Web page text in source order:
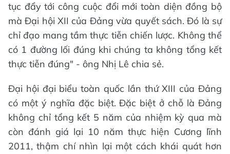
tục đẩy tới công cuộc đổi mới toàn diện đồng bộ
mà Đại hội XII của Đảng vừa quyết sách. Đó là sự
chỉ đạo mang tầm thực tiễn chiến lược. Không thể
có 1 đường lối đúng khi chúng ta không tổng kết
thực tiễn đúng" - ông Nhị Lê chia sẻ.
Đại hội đại biểu toàn quốc lần thứ XIII của Đảng
có một ý nghĩa đặc biệt. Đặc biệt ở chỗ là Đảng
không chỉ tổng kết 5 năm của nhiệm kỳ qua mà
còn đánh giá lại 10 năm thực hiện Cương lĩnh
2011, thậm chí nhìn lại một cách khái quát hơn